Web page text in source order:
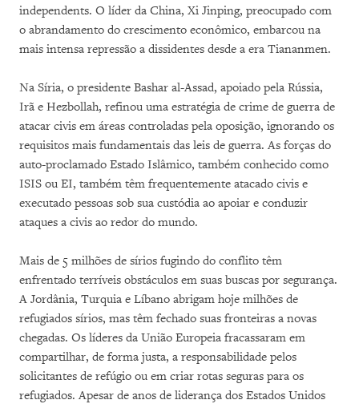
independents. O líder da China, Xi Jinping, preocupado com
o abrandamento do crescimento econômico, embarcou na
mais intensa repressão a dissidentes desde a era Tiananmen.
Na Síria, o presidente Bashar al-Assad, apoiado pela Rússia,
Irã e Hezbollah, refinou uma estratégia de crime de guerra de
atacar civis em áreas controladas pela oposição, ignorando os
requisitos mais fundamentais das leis de guerra. As forças do
auto-proclamado Estado Islâmico, também conhecido como
ISIS ou EI, também têm frequentemente atacado civis e
executado pessoas sob sua custódia ao apoiar e conduzir
ataques a civis ao redor do mundo.
Mais de 5 milhões de sírios fugindo do conflito têm
enfrentado terríveis obstáculos em suas buscas por segurança.
A Jordânia, Turquia e Líbano abrigam hoje milhões de
refugiados sírios, mas têm fechado suas fronteiras a novas
chegadas. Os líderes da União Europeia fracassaram em
compartilhar, de forma justa, a responsabilidade pelos
solicitantes de refúgio ou em criar rotas seguras para os
refugiados. Apesar de anos de liderança dos Estados Unidos